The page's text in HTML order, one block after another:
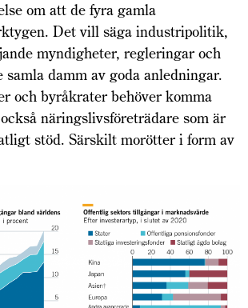
om att de fyra gamla
Det vill säga industripolitik,
myndig­heter, regleringar och
samla damm av goda anledningar.
och byråkrater behöver komma
näringslivsföreträdare som är
stöd. Särskilt morötter i form av